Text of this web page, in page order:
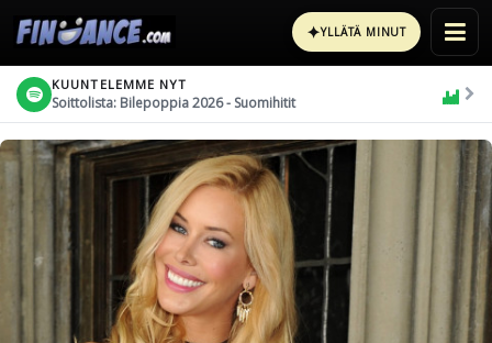
✦YLLÄTÄ MINUT
KUUNTELEMME NYT
Soittolista: Bilepoppia 2026 - Suomihitit